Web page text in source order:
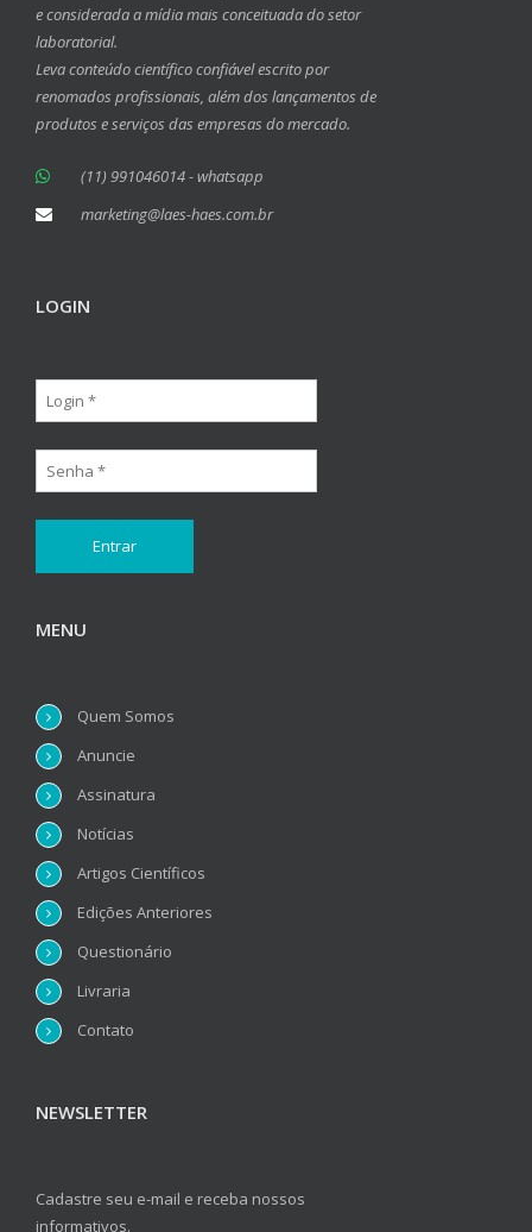
e considerada a mídia mais conceituada do setor
laboratorial.
Leva conteúdo científico confiável escrito por
renomados profissionais, além dos lançamentos de
produtos e serviços das empresas do mercado.
(11) 991046014 - whatsapp
marketing@laes-haes.com.br
LOGIN
MENU
Quem Somos
Anuncie
Assinatura
Notícias
Artigos Científicos
Edições Anteriores
Questionário
Livraria
Contato
NEWSLETTER
Cadastre seu e-mail e receba nossos
informativos.